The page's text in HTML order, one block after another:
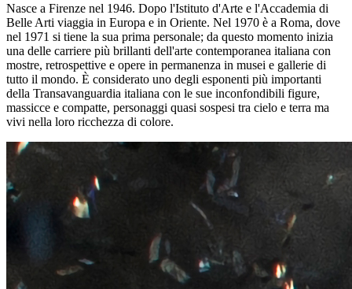
Nasce a Firenze nel 1946. Dopo l'Istituto d'Arte e l'Accademia di
Belle Arti viaggia in Europa e in Oriente. Nel 1970 è a Roma, dove
nel 1971 si tiene la sua prima personale; da questo momento inizia
una delle carriere più brillanti dell'arte contemporanea italiana con
mostre, retrospettive e opere in permanenza in musei e gallerie di
tutto il mondo. È considerato uno degli esponenti più importanti
della Transavanguardia italiana con le sue inconfondibili figure,
massicce e compatte, personaggi quasi sospesi tra cielo e terra ma
vivi nella loro ricchezza di colore.